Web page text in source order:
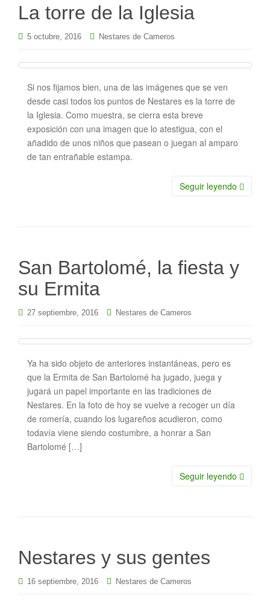
La torre de la Iglesia
5 octubre, 2016 Nestares de Cameros
Si nos fijamos bien, una de las imágenes que se ven
desde casi todos los puntos de Nestares es la torre de
la Iglesia. Como muestra, se cierra esta breve
exposición con una imagen que lo atestigua, con el
añadido de unos niños que pasean o juegan al amparo
de tan entrañable estampa.
Seguir leyendo
San Bartolomé, la fiesta y
su Ermita
27 septiembre, 2016 Nestares de Cameros
Ya ha sido objeto de anteriores instantáneas, pero es
que la Ermita de San Bartolomé ha jugado, juega y
jugará un papel importante en las tradiciones de
Nestares. En la foto de hoy se vuelve a recoger un día
de romería, cuando los lugareños acudieron, como
todavía viene siendo costumbre, a honrar a San
Bartolomé […]
Seguir leyendo
Nestares y sus gentes
16 septiembre, 2016 Nestares de Cameros